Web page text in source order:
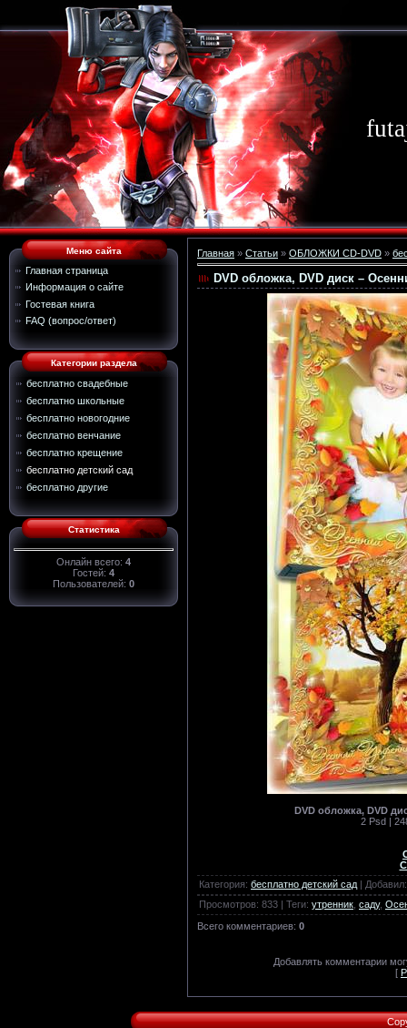
Меню сайта
Главная страница
Информация о сайте
Гостевая книга
FAQ (вопрос/ответ)
Категории раздела
бесплатно свадебные
бесплатно школьные
бесплатно новогодние
бесплатно венчание
бесплатно крещение
бесплатно детский сад
бесплатно другие
Статистика
Онлайн всего: 4
Гостей: 4
Пользователей: 0
Главная » Статьи » ОБЛОЖКИ CD-DVD »
DVD обложка, DVD диск –
DVD обложка, DVD
2 Psd |
Категория: бесплатно детский сад | Добавил:
Просмотров: 833 | Теги: утренник саду,
Всего комментариев: 0
Добавлять комментарии
[